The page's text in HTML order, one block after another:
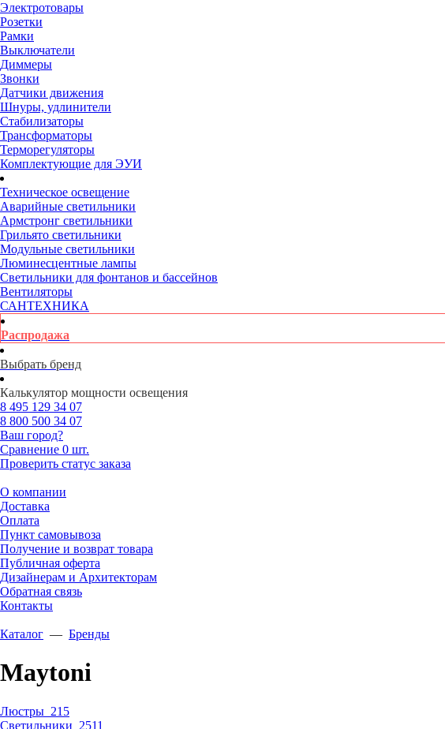
Электротовары
Розетки
Рамки
Выключатели
Диммеры
Звонки
Датчики движения
Шнуры, удлинители
Стабилизаторы
Трансформаторы
Терморегуляторы
Комплектующие для ЭУИ
Техническое освещение
Аварийные светильники
Армстронг светильники
Грильято светильники
Модульные светильники
Люминесцентные лампы
Светильники для фонтанов и бассейнов
Вентиляторы
САНТЕХНИКА
Распродажа
Выбрать бренд
Калькулятор мощности освещения
8 495 129 34 07
8 800 500 34 07
Ваш город?
Сравнение 0 шт.
Проверить статус заказа
О компании
Доставка
Оплата
Пункт самовывоза
Получение и возврат товара
Публичная оферта
Дизайнерам и Архитекторам
Обратная связь
Контакты
Каталог — Бренды
Maytoni
Люстры 215
Светильники 2511